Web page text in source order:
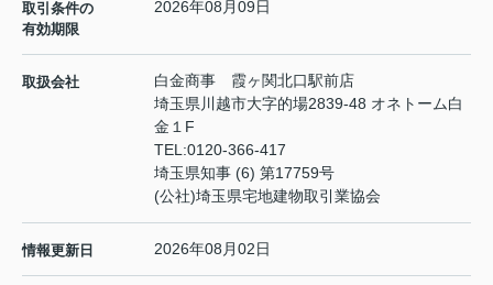
取引条件の
有効期限
2026年08月09日
取扱会社
白金商事 霞ヶ関北口駅前店
埼玉県川越市大字的場2839-48 オネトーム白
金１F
TEL:0120-366-417
埼玉県知事 (6) 第17759号
(公社)埼玉県宅地建物取引業協会
情報更新日 2026年08月02日